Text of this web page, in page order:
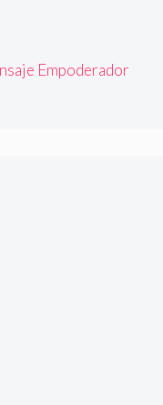
Empoderador